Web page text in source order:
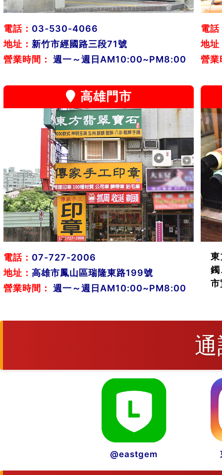
電話： 03-530-4066
地址： 新竹市經國路三段71號
營業時間：
週一～週日AM10:00~PM8:00
電話
地址
營業
高雄門市
電話： 07-727-2006
地址： 高雄市鳳山區瑞隆東路199號
營業時間：
週一～週日AM10:00~PM8:00
鐲
市
@eastgem